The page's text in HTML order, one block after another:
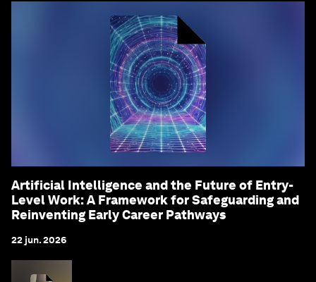
Artificial Intelligence and the Future of Entry-
Level Work: A Framework for Safeguarding and
Reinventing Early Career Pathways
22 jun. 2026